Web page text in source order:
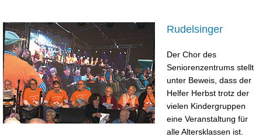
Rudelsinger
Der Chor des
Seniorenzentrums stellt
unter Beweis, dass der
Helfer Herbst trotz der
vielen Kindergruppen
eine Veranstaltung für
alle Altersklassen ist.